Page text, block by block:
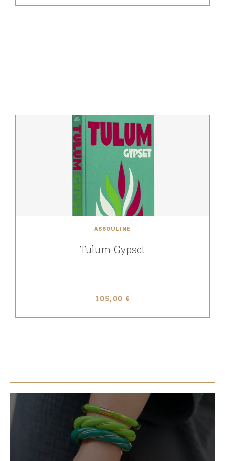
ASSOULINE
Tulum Gypset
105,00 €